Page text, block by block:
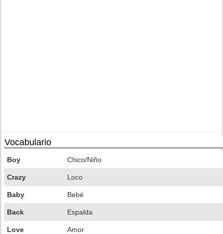
Vocabulario
Boy Chico/Niño
Crazy Loco
Baby Bebé
Back Espalda
Love Amor